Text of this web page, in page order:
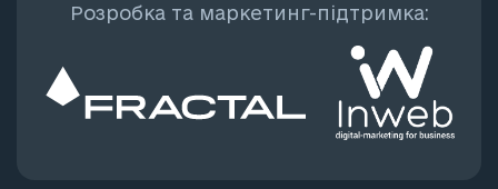
Розробка та маркетинг-підтримка: